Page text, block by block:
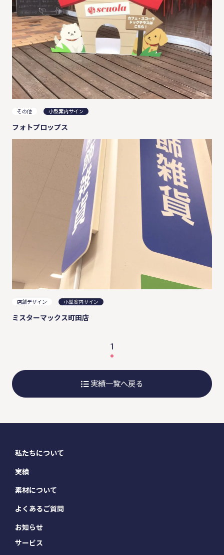
その他 小型案内サイン
フォトプロップス
店舗デザイン 小型案内サイン
ミスターマックス町田店
1
実績一覧へ戻る
私たちについて
実績
素材について
よくあるご質問
お知らせ
サービス